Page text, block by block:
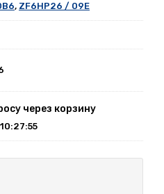
, ZF6HP26 / 09E
через корзину